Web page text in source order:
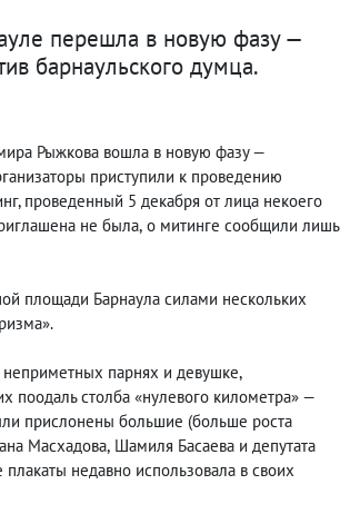
перешла в новую фазу —
барнаульского думца.
Рыжкова вошла в новую фазу —
приступили к проведению
проведенный 5 декабря от лица некоего
не была, о митинге сообщили лишь
площади Барнаула силами нескольких
парнях и девушке,
столба «нулевого километра» —
прислонены большие (больше роста
Масхадова, Шамиля Басаева и депутата
недавно использовала в своих